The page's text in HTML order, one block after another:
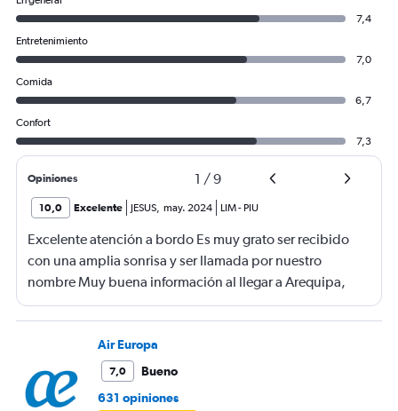
7,4
Entretenimiento
7,0
Comida
6,7
Confort
7,3
Opiniones 1 /9
10,0 Excelente JESUS, may. 2024 LIM- PIU
Excelente atención a bordo Es muy grato ser recibido
con una amplia sonrisa y ser llamada por nuestro
nombre Muy buena información al llegar a Arequipa,
había personal de LATAM que indicaba la cinta del
equipaje, gratamente sorprendido Asiento muy
cómodo, snacks a la altura Vuelo muy tranquilo y lo
mejor en horario
Air Europa
7,0
Bueno
631 opiniones